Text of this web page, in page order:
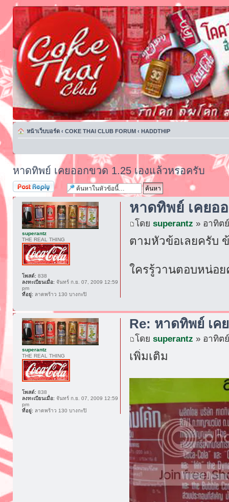
หน้าเว็บบอร์ด ‹ COKE THAI CLUB FORUM ‹ HADDTHIP
หาดทิพย์ เคยออกขวด 1.25 เองแล้วหรอครับ
ตอบกระทู้
หาดทิพย์ เคยอ
โดยsuperantz » อาทิต
ตามหัวข้อเลยครับ
ใครรู้วานตอบหน่อย
superantz
THE REAL THING
โพสต์: 838
ลงทะเบียนเมื่อ: จันทร์ ก.ย. 07, 2009 12:59
pm
ที่อยู่: ลาดพร้าว 130 บางกะปิ
Re: หาดทิพย์ เค
โดยsuperantz » อาทิต
เพิ่มเติม
superantz
THE REAL THING
โพสต์: 838
ลงทะเบียนเมื่อ: จันทร์ ก.ย. 07, 2009 12:59
pm
ที่อยู่: ลาดพร้าว 130 บางกะปิ